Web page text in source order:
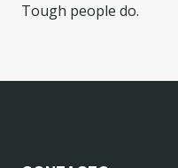
Tough people do.